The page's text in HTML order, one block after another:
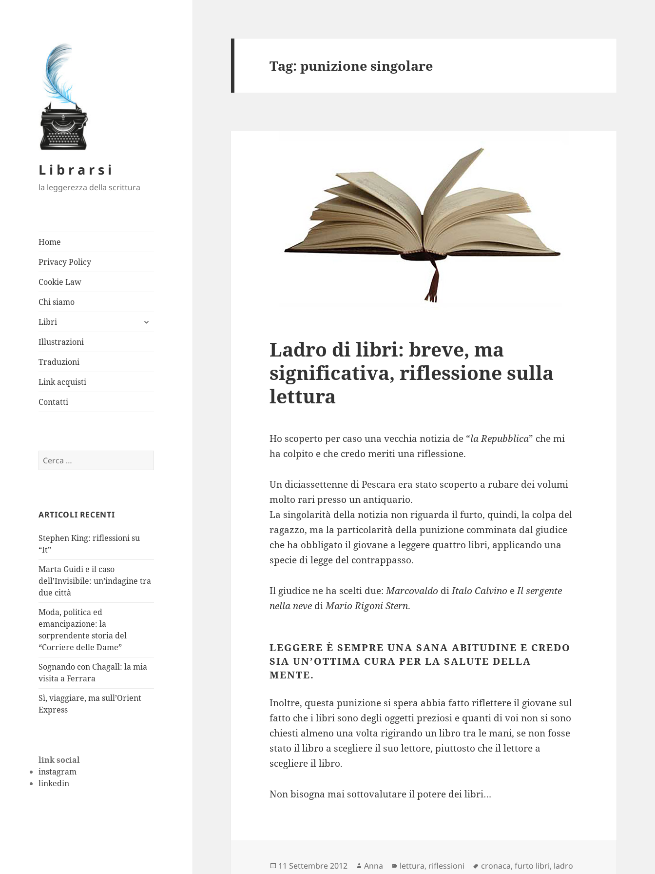
L i b r a r s i
la leggerezza della scrittura
Home
Privacy Policy
Cookie Law
Chi siamo
Libri
apri
Illustrazioni
Traduzioni
Link acquisti
Contatti
Ricerca
per:
ARTICOLI RECENTI
Stephen King: riflessioni su
“It”
Marta Guidi e il caso
dell’Invisibile: un’indagine tra
due città
Moda, politica ed
emancipazione: la
sorprendente storia del
“Corriere delle Dame”
Sognando con Chagall: la mia
visita a Ferrara
Sì, viaggiare, ma sull’Orient
Express
link social
instagram
linkedin
Tag:punizione singolare
Ladro di libri: breve, ma
significativa, riflessione sulla
lettura
Ho scoperto per caso una vecchia notizia de “la Repubblica” che mi
ha colpito e che credo meriti una riflessione.
Un diciassettenne di Pescara era stato scoperto a rubare dei volumi
molto rari presso un antiquario.
La singolarità della notizia non riguarda il furto, quindi, la colpa del
ragazzo, ma la particolarità della punizione comminata dal giudice
che ha obbligato il giovane a leggere quattro libri, applicando una
specie di legge del contrappasso.
Il giudice ne ha scelti due:Marcovaldo diItalo Calvino eIl sergente
nella neve diMario Rigoni Stern.
LEGGERE È SEMPRE UNA SANA ABITUDINE E CREDO
SIA UN’OTTIMA CURA PER LA SALUTE DELLA
MENTE.
Inoltre, questa punizione si spera abbia fatto riflettere il giovane sul
fatto che i libri sono degli oggetti preziosi e quanti di voi non si sono
chiesti almeno una volta rigirando un libro tra le mani, se non fosse
stato il libro a scegliere il suo lettore, piuttosto che il lettore a
scegliere il libro.
Non bisogna mai sottovalutare il potere dei libri…
Scritto
11 Settembre 2012 Autore
Anna Categorie
lettura, riflessioni Tag
cronaca,furto libri, ladro